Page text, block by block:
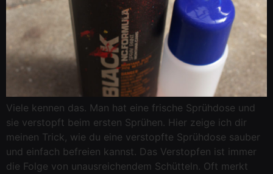
Viele kennen das. Man hat eine frische Sprühdose und
sie verstopft beim ersten Sprühen. Hier zeige ich dir
meinen Trick, wie du eine verstopfte Sprühdose sauber
und einfach befreien kannst. Das Verstopfen ist immer
die Folge von unausreichendem Schütteln. Oft merkt